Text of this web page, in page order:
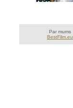
Par mums
BestFilm.eu